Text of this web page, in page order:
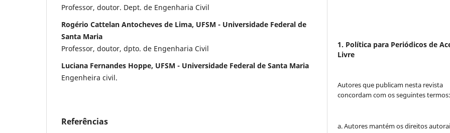
Professor, doutor. Dept. de Engenharia Civil
Rogério Cattelan Antocheves de Lima, UFSM - Universidade Federal de
Santa Maria
Professor, doutor, dpto. de Engenharia Civil
Luciana Fernandes Hoppe, UFSM - Universidade Federal de Santa Maria
Engenheira civil.
Referências
1. Política para Periódicos de
Livre
Autores que publicam nesta revista
concordam com os seguintes termos:
a. Autores mantém os direitos